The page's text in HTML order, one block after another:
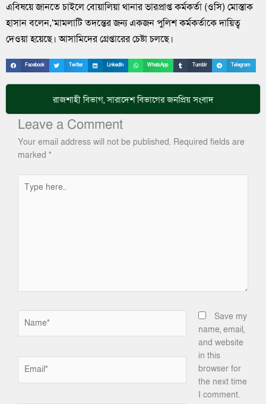
এবিষয়ে জানতে চাইলে বোয়ালিয়া থানার ভারপ্রাপ্ত কর্মকর্তা (ওসি) মোস্তাক
হাসান বলেন,‘মামলাটি তদন্তের জন্য একজন পুলিশ কর্মকর্তাকে দায়িত্ব
দেওয়া হয়েছে। আসামিদের গ্রেপ্তারের চেষ্টা চলছে।
Facebook Twitter LinkedIn WhatsApp Tumblr Telegram
রাজশাহী বিভাগ,সারাদেশবিভাগের জনপ্রিয় সংবাদ
Leave a Comment
Your email address will not be published. Required fields are
marked *
here..
Save my
name, email,
and website
in this
browser for
the next time
I comment.